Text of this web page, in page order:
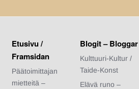
Etusivu /
Framsidan
Päätoimittajan
mietteitä –
Blogit – Bloggar
Kulttuuri-Kultur /
Taide-Konst
Elävä runo –